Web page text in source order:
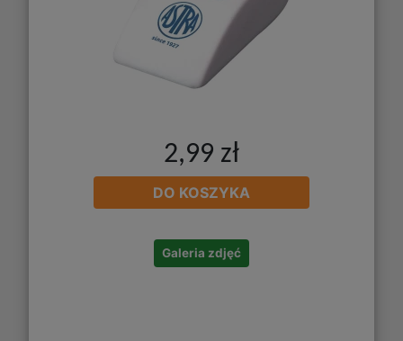
2,99 zł
DO KOSZYKA
Galeria zdjęć